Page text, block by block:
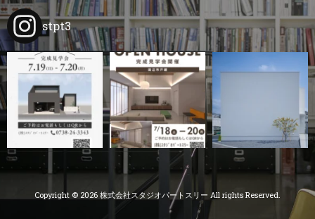
stpt3
Copyright © 2026 株式会社スタジオパートスリー All rights Reserved.